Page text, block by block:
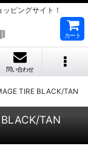
ピングサイト！
カート
問い合わせ
TIRE BLACK/TAN
TAN